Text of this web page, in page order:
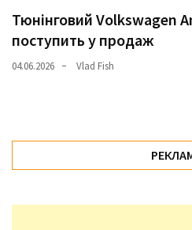
Тюнінговий Volkswagen
поступить у продаж
04.06.2026 Vlad Fish